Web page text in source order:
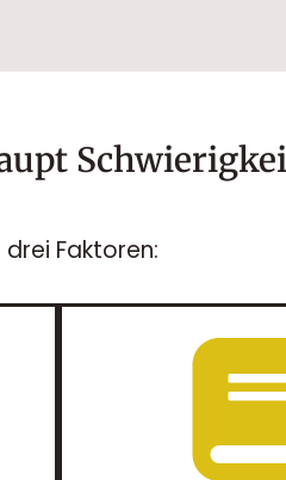
Faktoren: